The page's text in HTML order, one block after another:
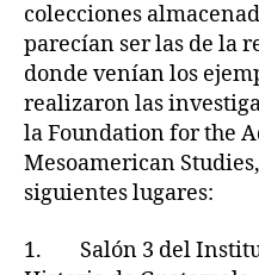
colecciones
parecían ser las de la
donde venían los
realizaron las
la Foundation for the
Mesoamerican
siguientes lugares:
1. Salón 3 del